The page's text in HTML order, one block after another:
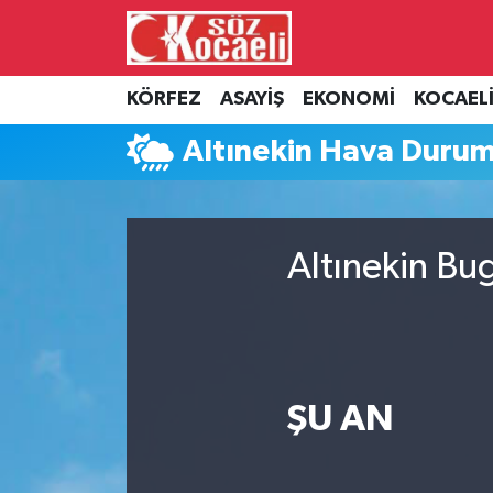
KÖRFEZ ASAYİŞ EKONOMİ KOCAELİ
Altınekin Hava
Altınekin
ŞU AN
Kocaeli Nöbetçi Eczaneler
Kocaeli Hava Durumu
Kocaeli Trafik Yoğunluk Haritası